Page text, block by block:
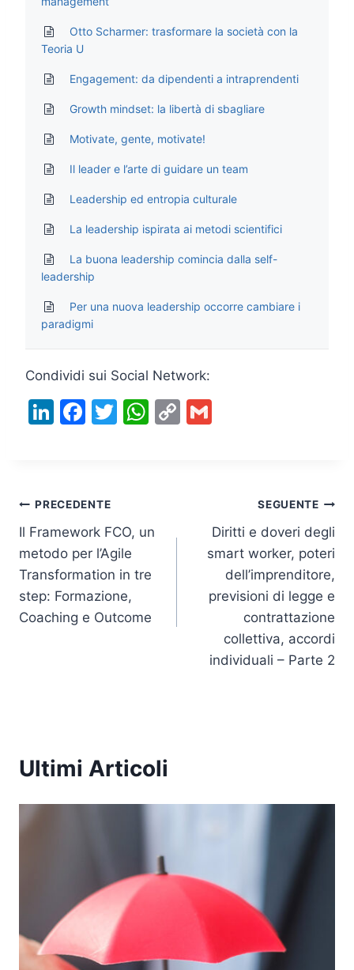
Otto Scharmer: trasformare la società con la
Teoria U
Engagement: da dipendenti a intraprendenti
Growth mindset: la libertà di sbagliare
Motivate, gente, motivate!
Il leader e l’arte di guidare un team
Leadership ed entropia culturale
La leadership ispirata ai metodi scientifici
La buona leadership comincia dalla self-
leadership
Per una nuova leadership occorre cambiare i
paradigmi
Condividi sui Social Network:
Li
dI
n
F
b
o
o
k
T
W
p
C
Navigazione
articoli
PRECEDENTE
Il Framework FCO, un
metodo per l’Agile
Transformation in tre
step: Formazione,
Coaching e Outcome
SEGUENTE
Diritti e doveri degli
smart worker, poteri
dell’imprenditore,
previsioni di legge e
contrattazione
collettiva, accordi
individuali – Parte 2
Ultimi Articoli